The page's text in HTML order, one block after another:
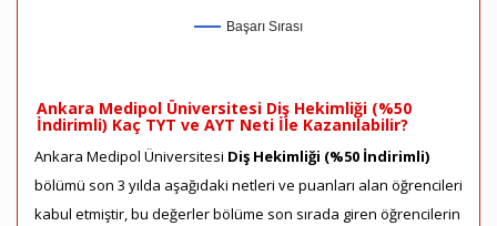
Başarı Sırası
Ankara Medipol Üniversitesi Diş Hekimliği (%50
İndirimli) Kaç TYT ve AYT Neti İle Kazanılabilir?
Ankara Medipol Üniversitesi Diş Hekimliği (%50 İndirimli)
bölümü son 3 yılda aşağıdaki netleri ve puanları alan öğrencileri
kabul etmiştir, bu değerler bölüme son sırada giren öğrencilerin